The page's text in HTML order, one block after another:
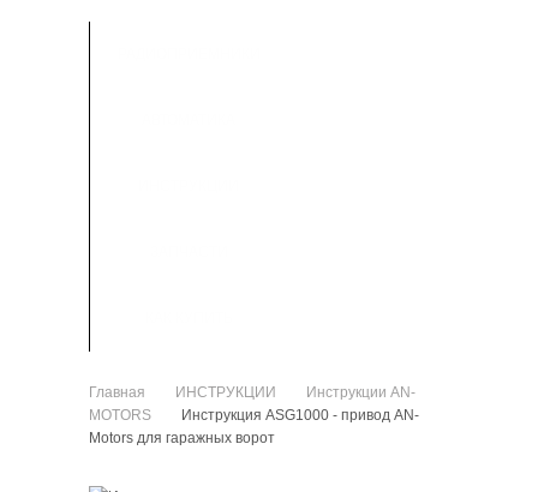
Главная
ИНСТРУКЦИИ
>
Инструкции AN-
MOTORS
>
Инструкция ASG1000 - привод AN-
Motors для гаражных ворот